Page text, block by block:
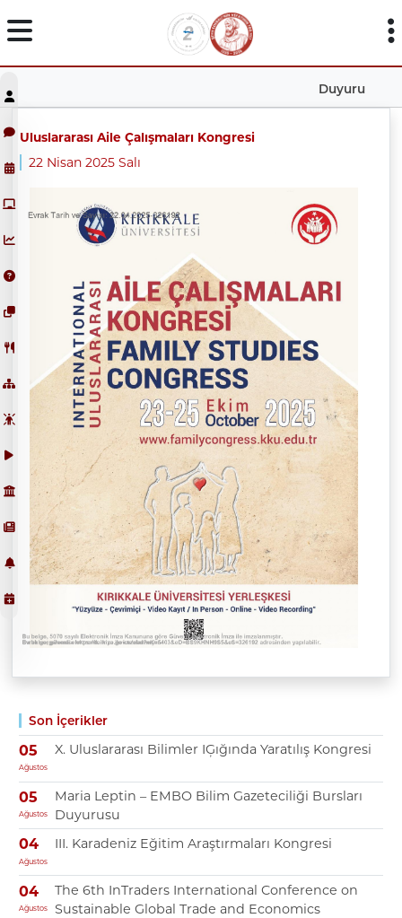
Duyuru
Son İçerikler
05
Ağustos
X. Uluslararası Bilimler IĢığında Yaratılış Kongresi
05
Ağustos
Maria Leptin – EMBO Bilim Gazeteciliği Bursları
Duyurusu
04
Ağustos
III. Karadeniz Eğitim Araştırmaları Kongresi
04
Ağustos
The 6th InTraders International Conference on
Sustainable Global Trade and Economics
Uluslararası Aile Çalışmaları Kongresi
22 Nisan 2025 Salı